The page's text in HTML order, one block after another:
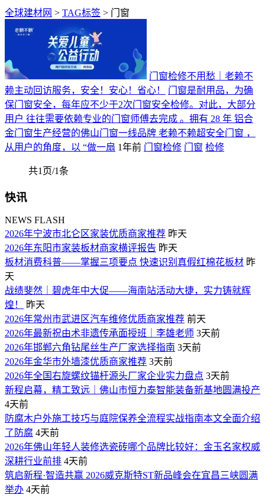
全球建材网 > TAG标签 > 门窗
门窗检修不用愁｜老赖不
赖主动回访服务，安全！安心！省心！
门窗是耐用品，为确
保门窗安全，每年应不少于2次门窗安全检修。对此，大部分
用户 往往需要依赖专业的门窗师傅去完成 。拥有 28 年 铝合
金门窗生产经营的佛山门窗一线品牌 老赖不赖超安全门窗 ，
从用户的角度，以 “做一扇 1年前 门窗检修 门窗 检修
共1页/1条
快讯
NEWS FLASH
2026年宁波市北仑区家装优质商家推荐 昨天
2026年东阳市家装板材商家横评报告 昨天
板材消费科普——掌握三项要点 快速识别真假红棉花板材 昨
天
战绩斐然｜碧虎年中大促——海南站活动大捷，实力铸就辉
煌！
昨天
2026年常州市武进区汽车维修优质商家推荐 前天
2026年最新祝由术非遗传承面授班｜李雄老师 3天前
2026年邯郸六角钻尾丝生产厂家选择指南 3天前
2026年金华市外墙漆优质商家推荐 3天前
2026年全国右旋螺纹锚杆源头厂家企业实力盘点 3天前
新程启幕，精工致远｜佛山市恒力泰智能装备新基地圆满投产
4天前
防腐木户外施工技巧与庭院保养全流程实战指南本文全面介绍
了防腐 4天前
2026年佛山年轻人装修选瓷砖哪个品牌比较好：金玉名家权威
深耕行业前排 4天前
筑启新程·智造共赢 2026威克斯特ST新品峰会在宜昌三峡圆满
举办 4天前